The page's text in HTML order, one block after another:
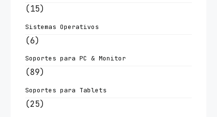
(15)
Sistemas Operativos
(6)
Soportes para PC & Monitor
(89)
Soportes para Tablets
(25)